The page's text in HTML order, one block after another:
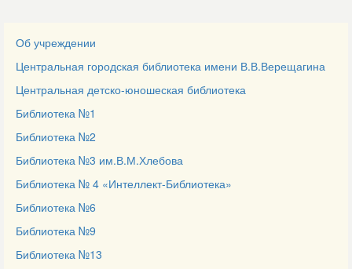
Об учреждении
Центральная городская библиотека имени В.В.Верещагина
Центральная детско-юношеская библиотека
Библиотека №1
Библиотека №2
Библиотека №3 им.В.М.Хлебова
Библиотека № 4 «Интеллект-Библиотека»
Библиотека №6
Библиотека №9
Библиотека №13